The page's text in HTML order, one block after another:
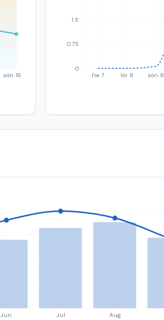
sön 16 fre 7 lör 8 sön 9
0
0.75
1.5
Jun Jul Aug